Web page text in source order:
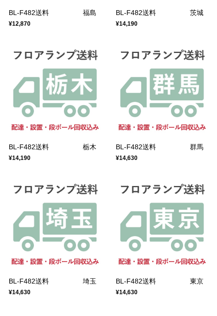
BL-F482送料 福島
¥12,870
BL-F482送料 茨城
¥14,190
BL-F482送料 栃木
¥14,190
BL-F482送料 群馬
¥14,630
BL-F482送料 埼玉
¥14,630
BL-F482送料 東京
¥14,630